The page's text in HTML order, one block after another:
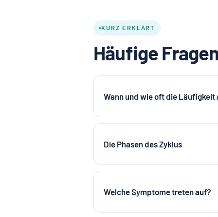
KURZ ERKLÄRT
Häufige
Wann und wie oft die
Die Phasen des Zyklus
Welche Symptome treten auf?